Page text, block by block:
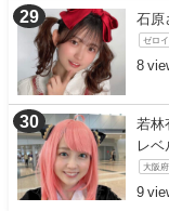
石原
ゼロ
8
若林
レベ
大阪
9